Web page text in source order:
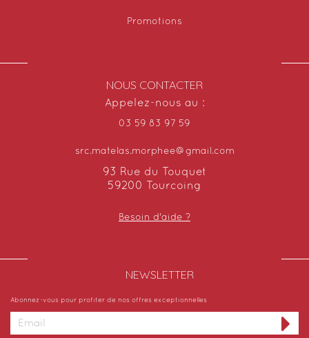
Promotions
NOUS CONTACTER
Appelez-nous au :
03 59 83 97 59
src.matelas.morphee@gmail.com
93 Rue du Touquet
59200 Tourcoing
Besoin d'aide ?
NEWSLETTER​
Abonnez-vous pour profiter de nos offres exceptionnelles